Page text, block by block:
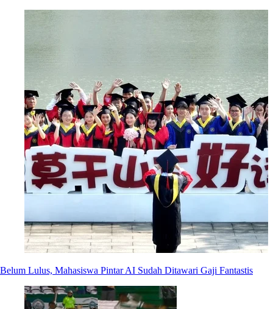
Belum Lulus, Mahasiswa Pintar AI Sudah Ditawari Gaji Fantastis